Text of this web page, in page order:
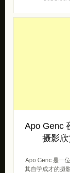
Apo Genc
摄影欣
Apo Genc 是一
其自学成才的摄